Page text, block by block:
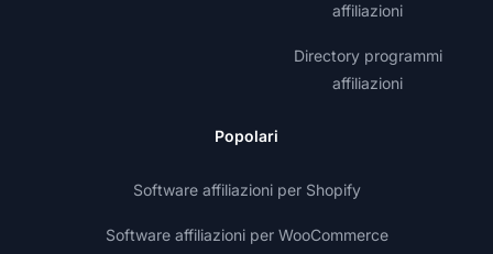
affiliazioni
Directory programmi
affiliazioni
Popolari
Software affiliazioni per Shopify
Software affiliazioni per WooCommerce